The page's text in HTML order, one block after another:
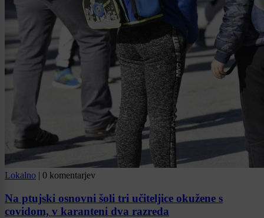
Lokalno | 0 komentarjev
Na ptujski osnovni šoli tri učiteljice okužene s
covidom, v karanteni dva razreda